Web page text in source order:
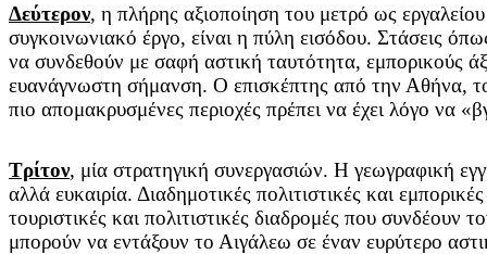
Δεύτερον, η πλήρης αξιοποίηση του μετρό ως
συγκοινωνιακό έργο, είναι η πύλη εισόδου. Στάσεις
να συνδεθούν με σαφή αστική ταυτότητα, εμπορικούς
ευανάγνωστη σήμανση. Ο επισκέπτης από την Αθήνα,
πιο απομακρυσμένες περιοχές πρέπει να έχει λόγο να
Τρίτον, μία στρατηγική συνεργασιών. Η γεωγραφική
αλλά ευκαιρία. Διαδημοτικές πολιτιστικές και
τουριστικές και πολιτιστικές διαδρομές που
μπορούν να εντάξουν το Αιγάλεω σε έναν ευρύτερο